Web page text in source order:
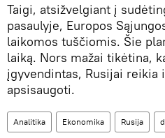
Taigi, atsižvelgiant į
pasaulyje, Europos
laikomos tuščiomis. Šie
laiką. Nors mažai tikėtina,
įgyvendintas, Rusijai reikia
apsisaugoti.
Analitika Ekonomika Rusija